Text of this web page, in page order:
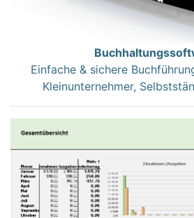
Einfache & sichere
Kleinunternehmer,